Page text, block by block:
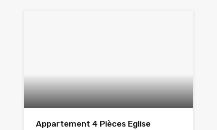
Appartement 4 Pièces Eglise